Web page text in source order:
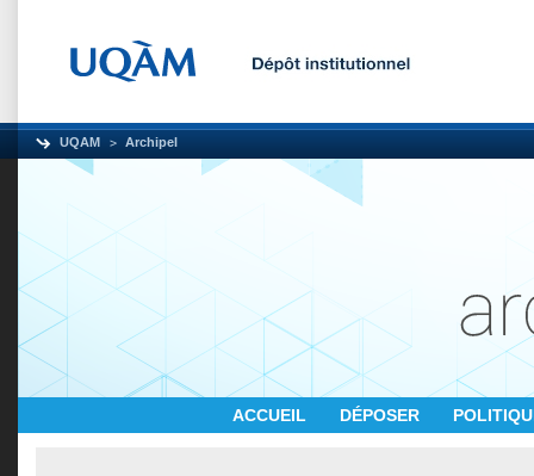
UQAM Archipel
ACCUEIL DÉPOSER